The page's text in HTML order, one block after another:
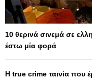
10 θερινά σινεμά σε
έστω μία φορά
Η true crime ταινία που